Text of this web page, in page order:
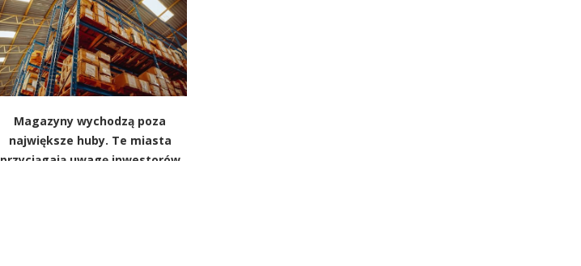
Magazyny wychodzą poza
największe huby. Te miasta
przyciągają uwagę inwestorów